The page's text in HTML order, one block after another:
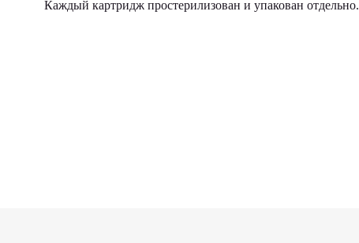
Каждый картридж простерилизован и упакован отдельно.